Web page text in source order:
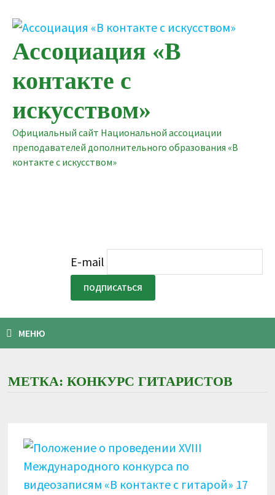
содержимому
Ассоциация «В
контакте с
искусством»
Официальный сайт Национальной ассоциации
преподавателей дополнительного образования «В
контакте с искусством»
E-mail
МЕНЮ
МЕТКА:КОНКУРС ГИТАРИСТОВ